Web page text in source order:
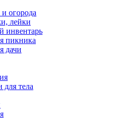
огорода
лейки
инвентарь
пикника
дачи
для тела